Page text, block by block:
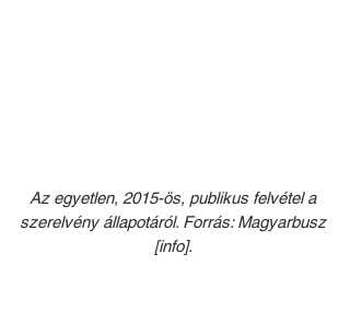
Az egyetlen, 2015-ös, publikus felvétel a
szerelvény állapotáról. Forrás: Magyarbusz
[info].